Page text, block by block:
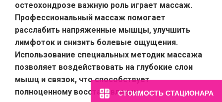
СТОИМОСТЬ СТАЦИОНАРА
остеохондрозе важную роль играет массаж.
Профессиональный массаж помогает
расслабить напряженные мышцы, улучшить
лимфоток и снизить болевые ощущения.
Использование специальных методик массажа
позволяет воздействовать на глубокие слои
мышц и связок, что способствует
полноценному восстановлению.